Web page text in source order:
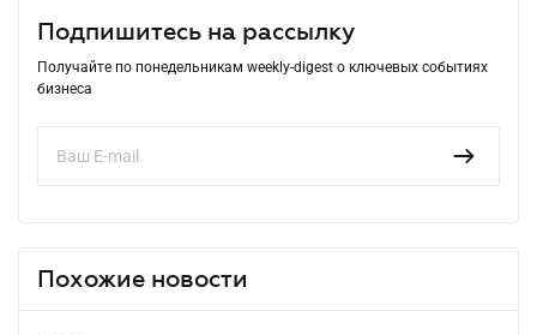
Подпишитесь на рассылку
Получайте по понедельникам weekly-digest о ключевых событиях
бизнеса
Похожие новости